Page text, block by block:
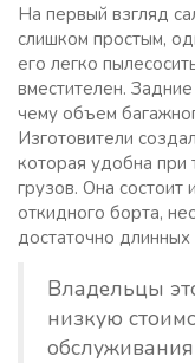
На первый взгляд
слишком простым,
его легко
вместителен.
чему объем
Изготовители
которая удобна при
грузов. Она состоит
откидного борта,
достаточно длинных
Владельцы
низкую